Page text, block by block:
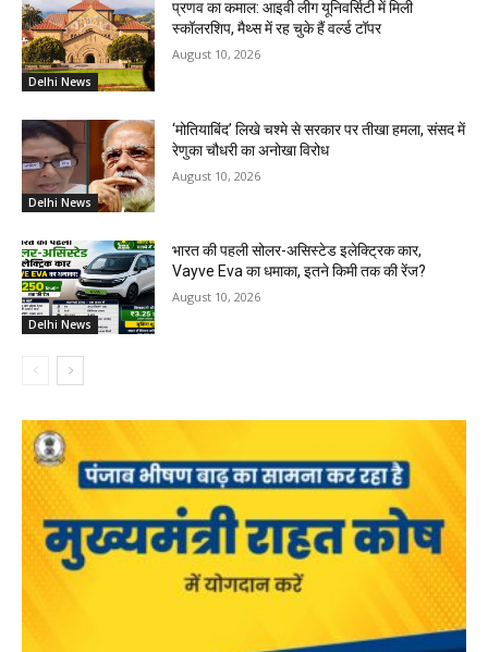
Delhi News
प्रणव का कमाल: आइवी लीग यूनिवर्सिटी में मिली
स्कॉलरशिप, मैथ्स में रह चुके हैं वर्ल्ड टॉपर
August 10, 2026
Delhi News
‘मोतियाबिंद’ लिखे चश्मे से सरकार पर तीखा हमला, संसद में
रेणुका चौधरी का अनोखा विरोध
August 10, 2026
Delhi News
भारत की पहली सोलर-असिस्टेड इलेक्ट्रिक कार,
Vayve Eva का धमाका, इतने किमी तक की रेंज?
August 10, 2026